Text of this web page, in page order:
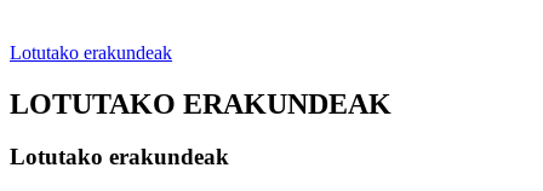
Lotutako erakundeak
LOTUTAKO ERAKUNDEAK
Lotutako erakundeak